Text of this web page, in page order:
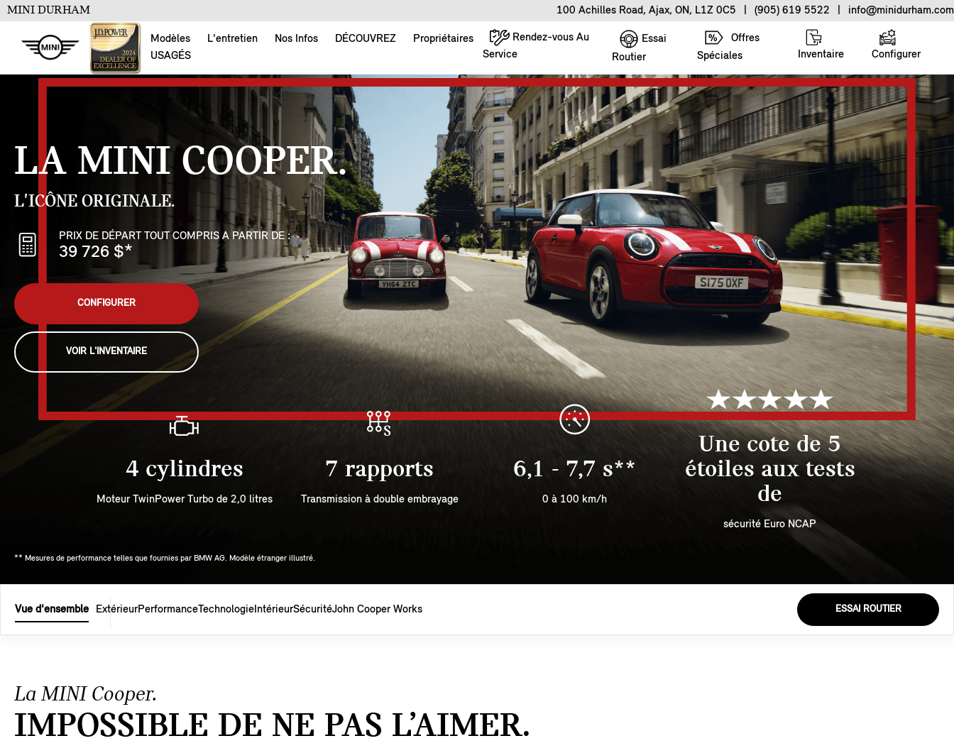
MINI DURHAM 100 Achilles Road, Ajax, ON, L1Z 0C5 (905) 619 5522 info@minidurham.com
Modèles L'entretien Nos Infos DÉCOUVREZ
Propriétaires
USAGÉS
Rendez-vous Au
Service
Essai
Routier
Offres
Spéciales
Inventaire Configurer
** Mesures de performance telles que fournies par BMW AG. Modèle étranger illustré.
LA MINI COOPER.
L'ICÔNE ORIGINALE.
PRIX DE DÉPART TOUT COMPRIS A PARTIR DE :
39 726 $*
CONFIGURER
VOIR L'INVENTAIRE
4 cylindres
Moteur TwinPower Turbo de 2,0 litres
7 rapports
Transmission à double embrayage
6,1 - 7,7 s**
0 à 100 km/h
Une cote de 5
étoiles aux tests
de
sécurité Euro NCAP
Vue d'ensemble ExtérieurPerformanceTechnologie IntérieurSécuritéJohn Cooper Works ESSAI ROUTIER
La MINI Cooper.
IMPOSSIBLE DE NE PAS L’AIMER.